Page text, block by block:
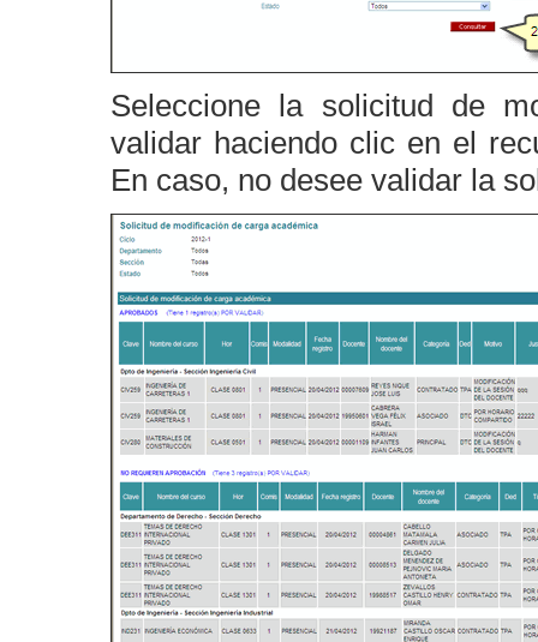
Seleccione la solicitud de
validar haciendo clic en el
En caso, no desee validar la